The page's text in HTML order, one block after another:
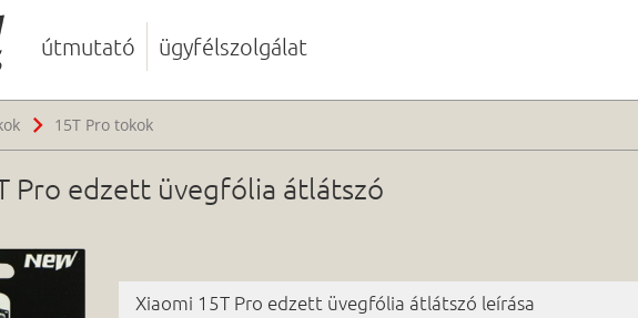
útmutató ügyfélszolgálat
15T Pro tokok
Pro edzett üvegfólia átlátszó
Xiaomi 15T Pro edzett üvegfólia átlátszó leírása